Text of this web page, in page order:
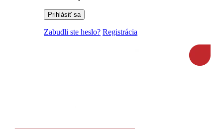
Zabudli ste heslo? Registrácia